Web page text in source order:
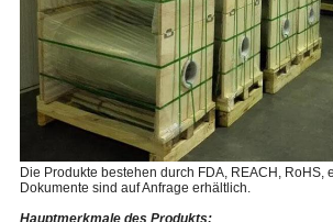
Die Produkte bestehen durch FDA, REACH, RoHS,
Dokumente sind auf Anfrage erhältlich.